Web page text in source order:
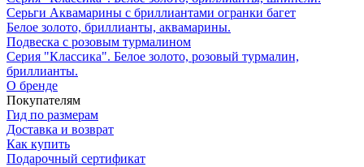
Серьги Аквамарины с бриллиантами огранки багет
Белое золото, бриллианты, аквамарины.
Подвеска с розовым турмалином
Серия "Классика". Белое золото, розовый турмалин,
бриллианты.
О бренде
Покупателям
Гид по размерам
Доставка и возврат
Как купить
Подарочный сертификат